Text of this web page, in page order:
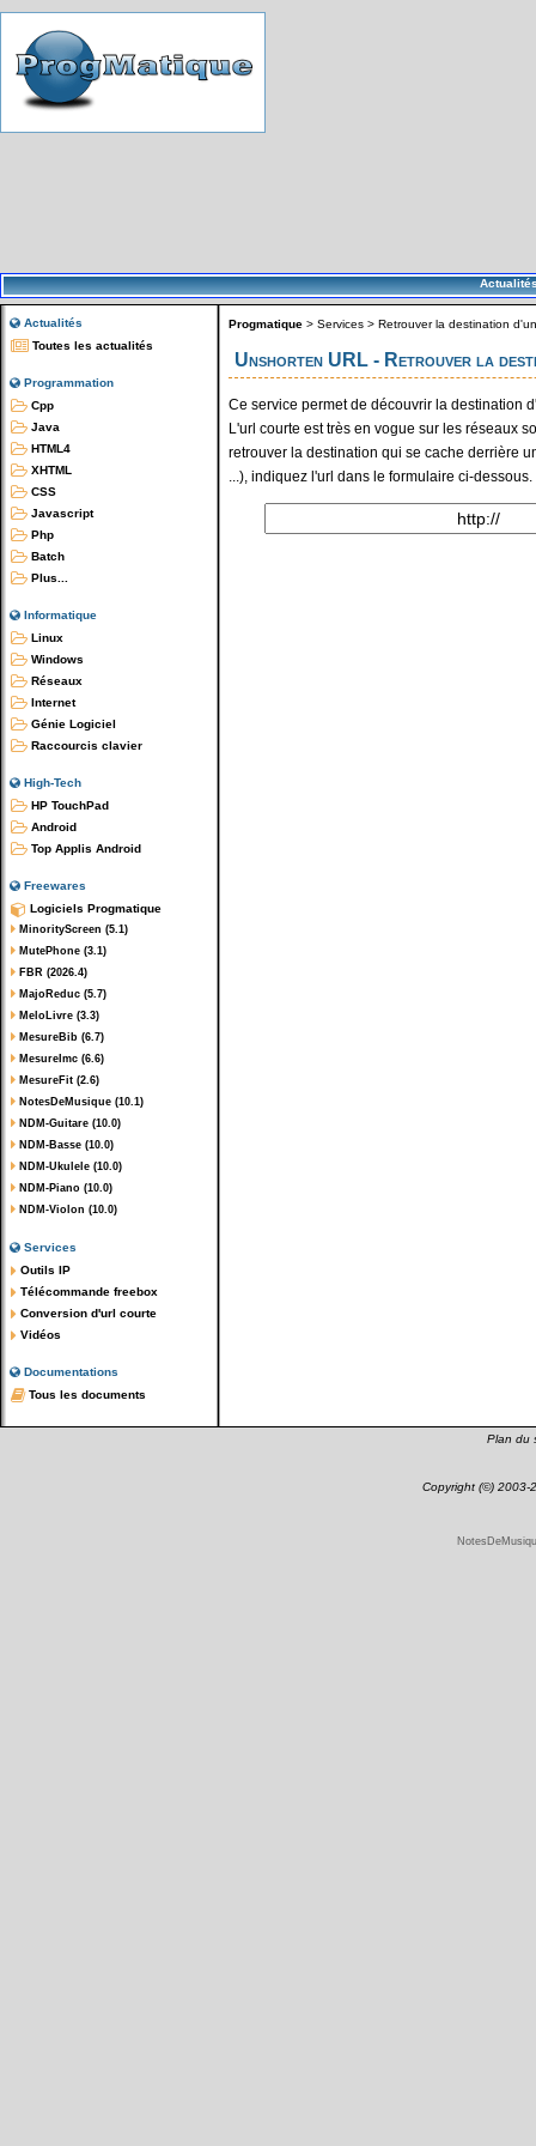
Actualités
Toutes les actualités
Programmation
Cpp
Java
HTML4
XHTML
CSS
Javascript
Php
Batch
Plus...
Informatique
Linux
Windows
Réseaux
Internet
Génie Logiciel
Raccourcis clavier
High-Tech
HP TouchPad
Android
Top Applis Android
Freewares
Logiciels Progmatique
MinorityScreen (5.1)
MutePhone (3.1)
FBR (2026.4)
MajoReduc (5.7)
MeloLivre (3.3)
MesureBib (6.7)
MesureImc (6.6)
MesureFit (2.6)
NotesDeMusique (10.1)
NDM-Guitare (10.0)
NDM-Basse (10.0)
NDM-Ukulele (10.0)
NDM-Piano (10.0)
NDM-Violon (10.0)
Services
Outils IP
Télécommande freebox
Conversion d'url courte
Vidéos
Documentations
Tous les documents
Progmatique > Services > Retrouver la destination
Unshorten URL - Retrouver la
Ce service permet de découvrir la destination
L'url courte est très en vogue sur les réseaux
retrouver la destination qui se cache derrière
...), indiquez l'url dans le formulaire ci-dessous.
Plan du
Copyright (©) 2003-